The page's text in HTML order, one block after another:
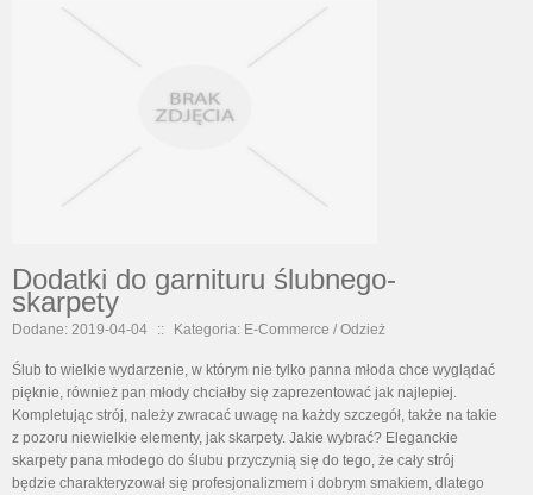
Dodatki do garnituru ślubnego-
skarpety
Dodane: 2019-04-04 :: Kategoria: E-Commerce / Odzież
Ślub to wielkie wydarzenie, w którym nie tylko panna młoda chce wyglądać
pięknie, również pan młody chciałby się zaprezentować jak najlepiej.
Kompletując strój, należy zwracać uwagę na każdy szczegół, także na takie
z pozoru niewielkie elementy, jak skarpety. Jakie wybrać? Eleganckie
skarpety pana młodego do ślubu przyczynią się do tego, że cały strój
będzie charakteryzował się profesjonalizmem i dobrym smakiem, dlatego